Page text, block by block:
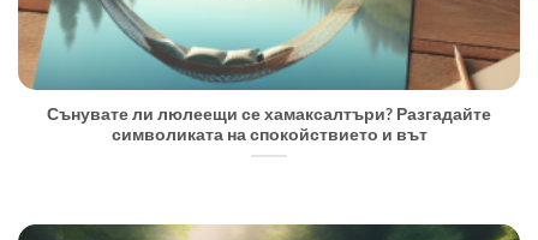
Сънувате ли люлеещи се хамаксалтъри? Разгадайте
символиката на спокойствието и вът